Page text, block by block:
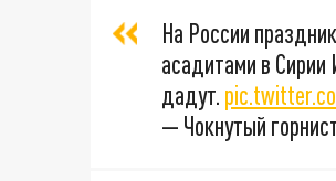
На России
асадитами в Сирии
дадут.
— Чокнутый